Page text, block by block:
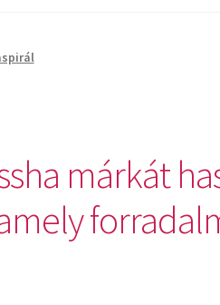
márkát